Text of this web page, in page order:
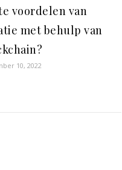
voordelen van
met behulp van
10, 2022